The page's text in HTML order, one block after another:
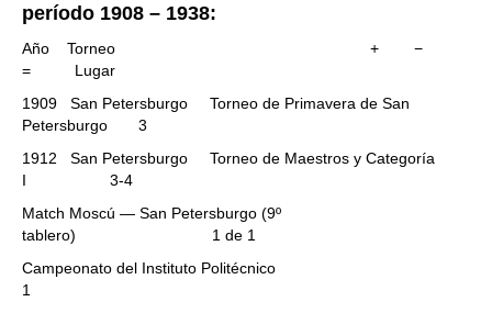
período 1908 – 1938:
Año Torneo + −
= Lugar
1909 San Petersburgo Torneo de Primavera de San
Petersburgo 3
1912 San Petersburgo Torneo de Maestros y Categoría
I 3-4
Match Moscú — San Petersburgo (9º
tablero) 1 de 1
Campeonato del Instituto Politécnico
1